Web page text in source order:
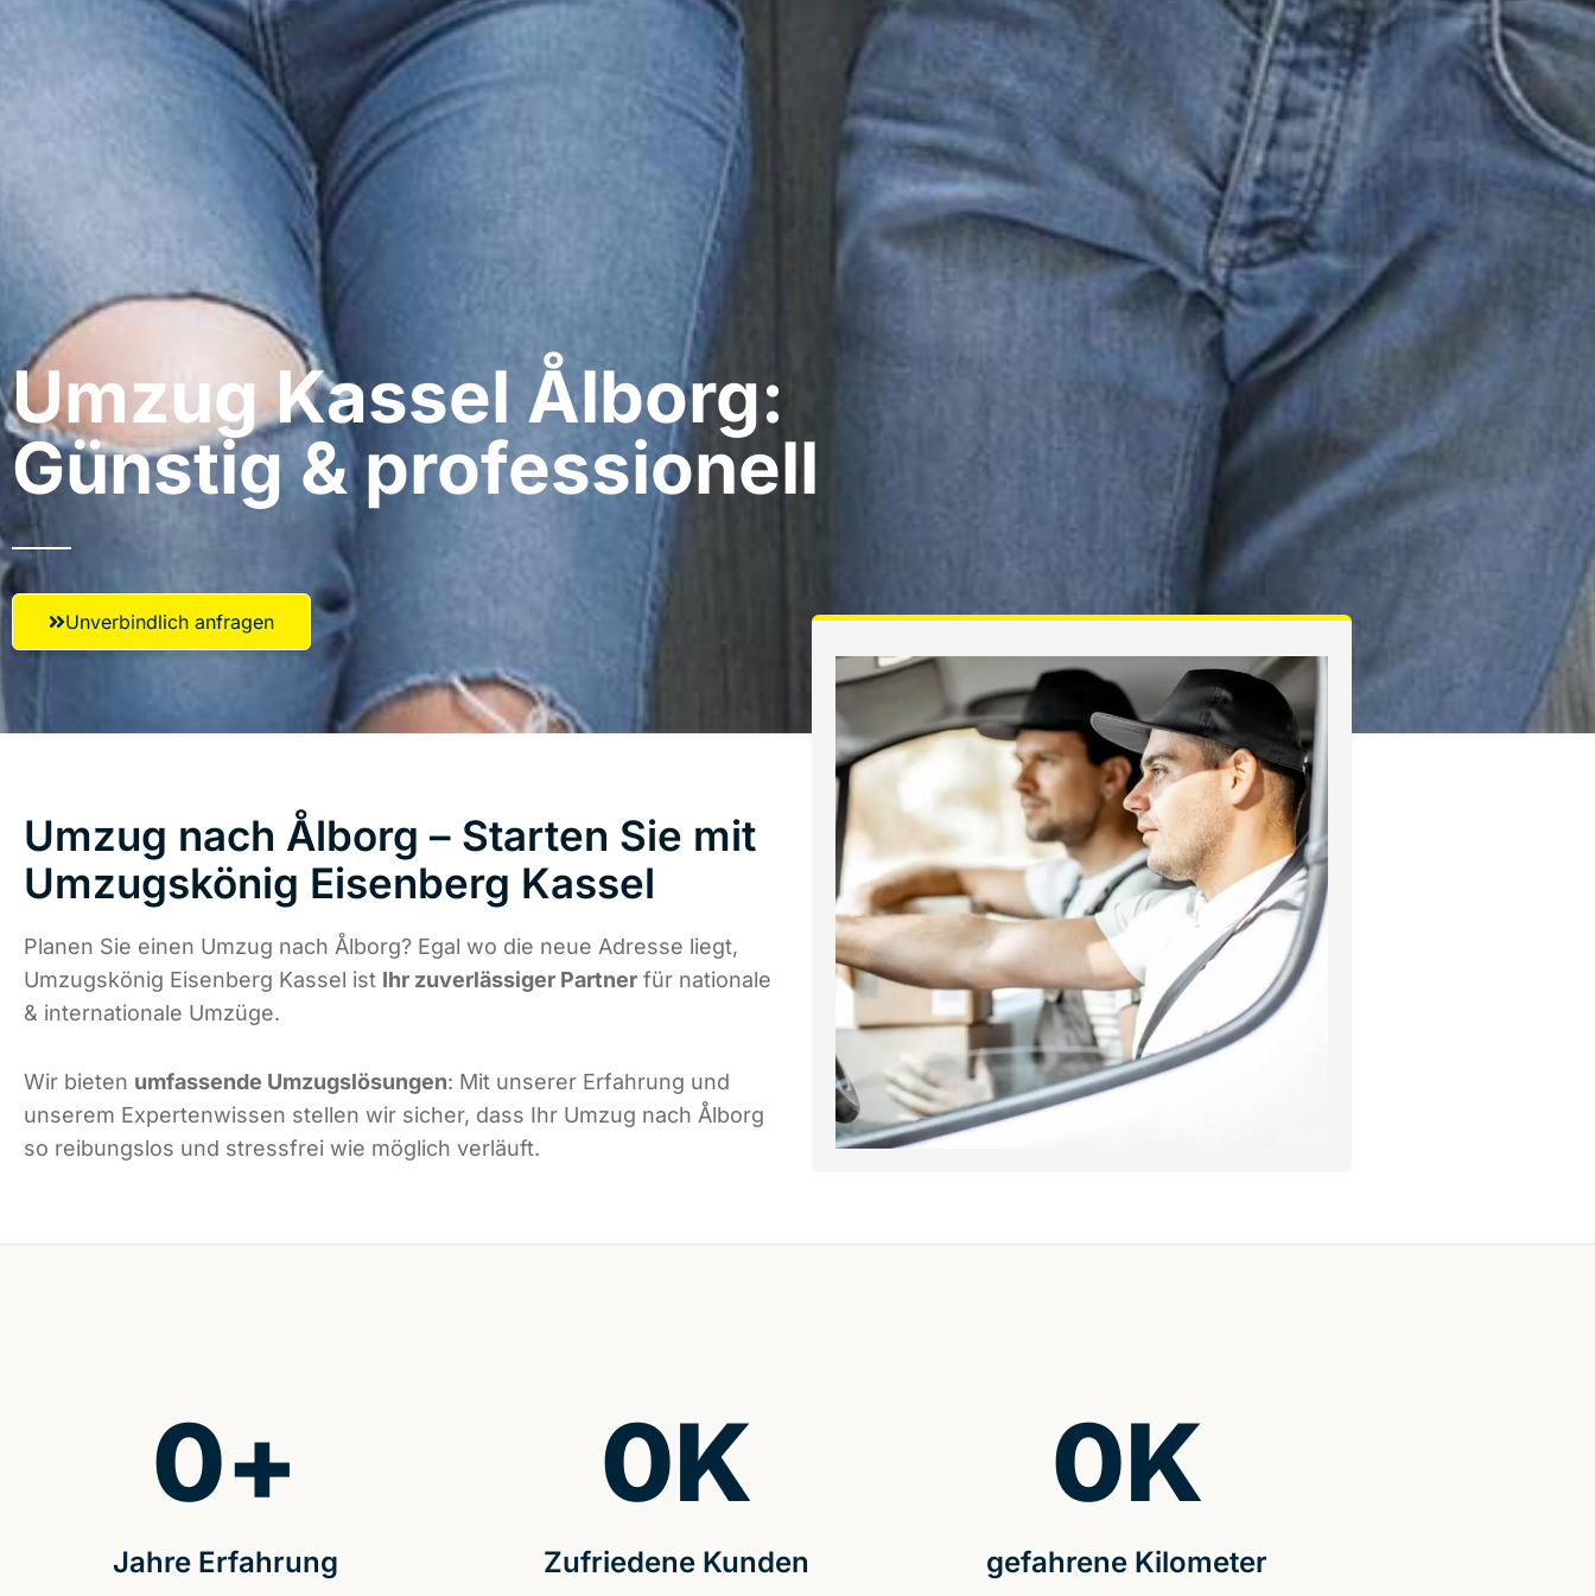
Umzug Kassel​ Ålborg:
Günstig & professionell​
Unverbindlich anfragen
Umzug nach Ålborg – Starten Sie mit
Umzugskönig Eisenberg Kassel
Planen Sie einen Umzug nach Ålborg? Egal wo die neue Adresse liegt,
Umzugskönig Eisenberg Kassel ist Ihr zuverlässiger Partner für nationale
& internationale Umzüge.
Wir bieten umfassende Umzugslösungen: Mit unserer Erfahrung und
unserem Expertenwissen stellen wir sicher, dass Ihr Umzug nach Ålborg
so reibungslos und stressfrei wie möglich verläuft.
Jahre Erfahrung
0+
Zufriedene Kunden
0K
gefahrene Kilometer
0K